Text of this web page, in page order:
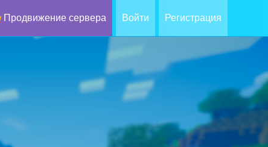
Продвижение сервера Войти Регистрация